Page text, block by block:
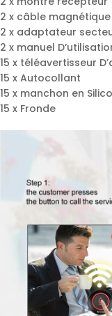
2 x câble
2 x adaptateur
2 x manuel
15 x téléavertisseur
15 x Autocollant
15 x manchon en
15 x Fronde